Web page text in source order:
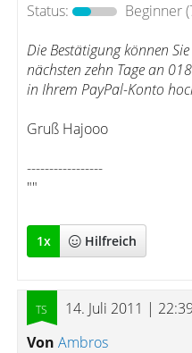
Status:
Beginner
Die Bestätigung können
nächsten zehn Tage an
in Ihrem PayPal-Konto
Gruß Hajooo
-----------------
""
1x Hilfreich
14. Juli 2011 | 22:39
Von Ambros